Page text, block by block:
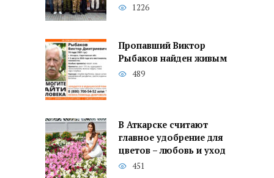
1226
Пропавший Виктор
Рыбаков найден живым
489
В Аткарске считают
главное удобрение для
цветов – любовь и уход
451